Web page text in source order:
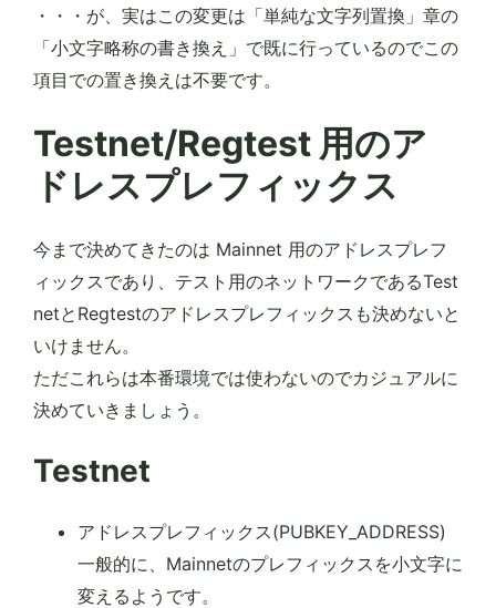
・・・が、実はこの変更は「単純な文字列置換」章の
「小文字略称の書き換え」で既に行っているのでこの
項目での置き換えは不要です。
Testnet/Regtest 用のア
ドレスプレフィックス
今まで決めてきたのは Mainnet 用のアドレスプレフ
ィックスであり、テスト用のネットワークであるTest
netとRegtestのアドレスプレフィックスも決めないと
いけません。
ただこれらは本番環境では使わないのでカジュアルに
決めていきましょう。
Testnet
アドレスプレフィックス(PUBKEY_ADDRESS)
一般的に、Mainnetのプレフィックスを小文字に
変えるようです。